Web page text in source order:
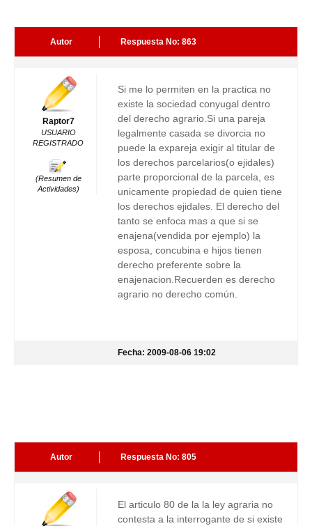
Autor Respuesta No: 863
Raptor7
USUARIO
REGISTRADO
(Resumen de
Actividades)
Si me lo permiten en la practica no
existe la sociedad conyugal dentro
del derecho agrario.Si una pareja
legalmente casada se divorcia no
puede la expareja exigir al titular de
los derechos parcelarios(o ejidales)
parte proporcional de la parcela, es
unicamente propiedad de quien tiene
los derechos ejidales. El derecho del
tanto se enfoca mas a que si se
enajena(vendida por ejemplo) la
esposa, concubina e hijos tienen
derecho preferente sobre la
enajenacion.Recuerden es derecho
agrario no derecho común.
Fecha: 2009-08-06 19:02
Autor Respuesta No: 805
El articulo 80 de la la ley agraria no
contesta a la interrogante de si existe